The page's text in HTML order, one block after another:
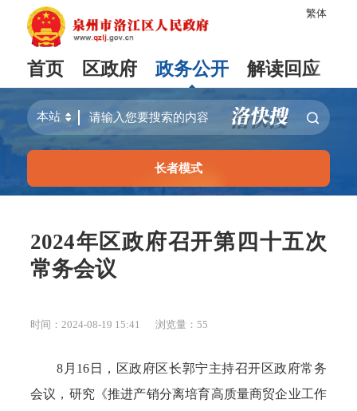
繁体
首页 区政府 政务公开 解读回应
长者模式
2024年区政府召开第四十五次
常务会议
时间：2024-08-19 15:41 浏览量： 55
8月16日，区政府区长郭宁主持召开区政府常务
会议，研究《推进产销分离培育高质量商贸企业工作